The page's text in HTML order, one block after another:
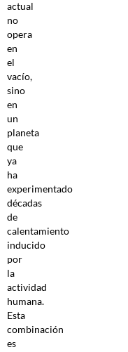
actual
no
opera
en
el
vacío,
sino
en
un
planeta
que
ya
ha
experimentado
décadas
de
calentamiento
inducido
por
la
actividad
humana.
Esta
combinación
es